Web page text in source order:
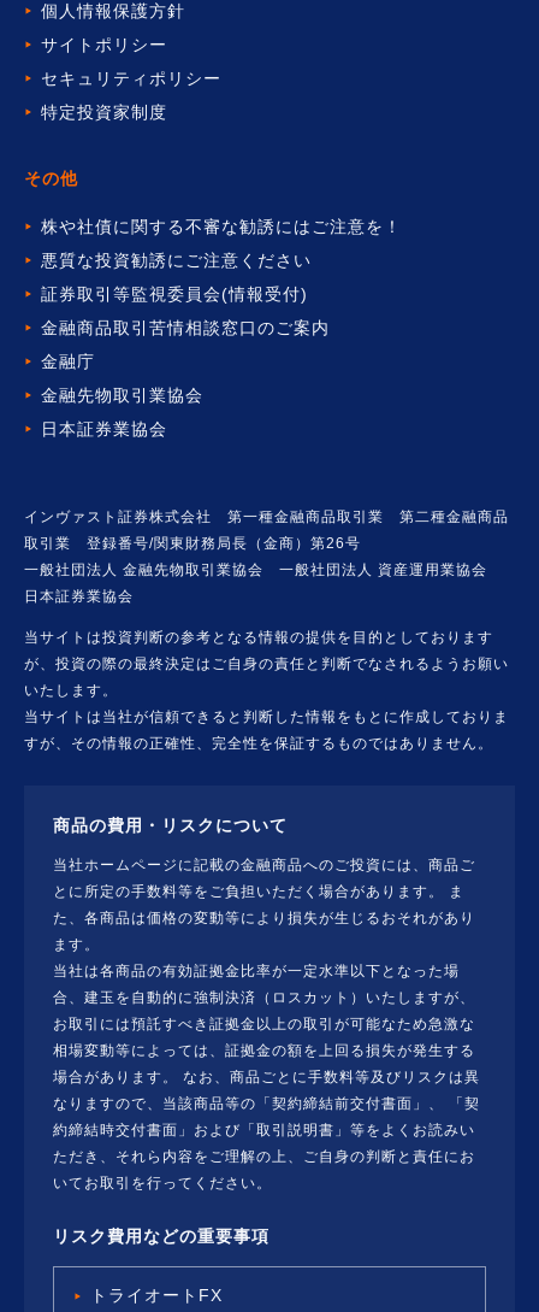
個人情報保護方針
サイトポリシー
セキュリティポリシー
特定投資家制度
その他
株や社債に関する不審な勧誘には ご注意を！
悪質な投資勧誘にご注意ください
証券取引等監視委員会(情報受付)
金融商品取引苦情相談窓口のご案内
金融庁
金融先物取引業協会
日本証券業協会
インヴァスト証券株式会社 第一種金融商品取引業 第二種金融商品
取引業 登録番号/関東財務局長（金商）第26号
一般社団法人 金融先物取引業協会 一般社団法人 資産運用業協会
日本証券業協会
当サイトは投資判断の参考となる情報の提供を目的としております
が、投資の際の最終決定はご自身の責任と判断でなされるようお願い
いたします。
当サイトは当社が信頼できると判断した情報をもとに作成しておりま
すが、その情報の正確性、完全性を保証するものではありません。
商品の費用・リスクについて
当社ホームページに記載の金融商品へのご投資には、商品ご
とに所定の手数料等をご負担いただく場合があります。 ま
た、各商品は価格の変動等により損失が生じるおそれがあり
ます。
当社は各商品の有効証拠金比率が一定水準以下となった場
合、建玉を自動的に強制決済（ロスカット）いたしますが、
お取引には預託すべき証拠金以上の取引が可能なため急激な
相場変動等によっては、証拠金の額を上回る損失が発生する
場合があります。 なお、商品ごとに手数料等及びリスクは異
なりますので、当該商品等の「契約締結前交付書面」、 「契
約締結時交付書面」および「取引説明書」等をよくお読みい
ただき、それら内容をご理解の上、ご自身の判断と責任にお
いてお取引を行ってください。
リスク費用などの重要事項
トライオートFX